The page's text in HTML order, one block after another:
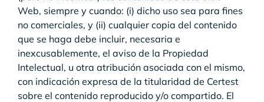
Web, siempre y cuando: (i) dicho uso sea para fines
no comerciales, y (ii) cualquier copia del contenido
que se haga debe incluir, necesaria e
inexcusablemente, el aviso de la Propiedad
Intelectual, u otra atribución asociada con el mismo,
con indicación expresa de la titularidad de Certest
sobre el contenido reproducido y/o compartido. El